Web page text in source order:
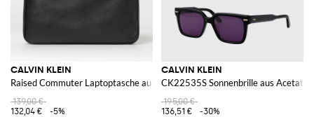
CALVIN KLEIN
Raised Commuter Laptoptasche aus genarbtem Kunstleder
139,00 €
132,04 €
-5%
CALVIN KLEIN
CK22535S Sonnenbrille aus Acetat
195,00 €
136,51 €
-30%